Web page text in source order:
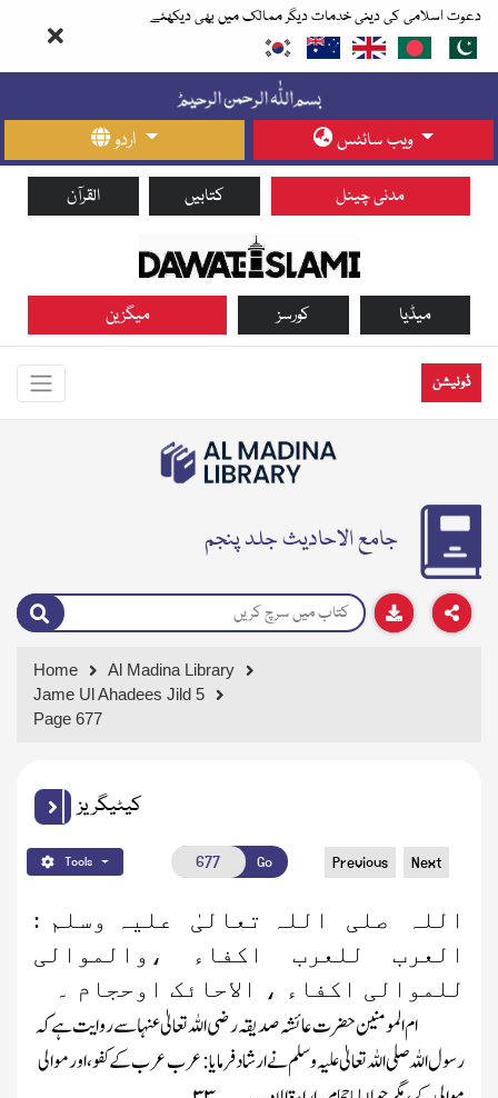
دعوت اسلامی کی دینی خدمات دیگر ممالک میں بھی دیکھئے
اردو ویب سائٹس
القرآن کتابیں مدنی چینل
میگزین کورسز میڈیا
ڈونیشن
جامع الاحادیث جلد پنجم
Home
Al Madina Library
Jame Ul Ahadees Jild 5
Page 677
کیٹیگریز
Tools Go Previous Next
اللہ صلی اللہ تعالیٰ علیہ وسلم :
العرب للعرب اکفاء ،والموالی
للموالی اکفاء ، الاحائک اوحجام ۔
ام المومنین حضرت عائشہ صدیقہ رضی اللہ تعالیٰ عنہا سے روایت ہے کہ
رسول اللہ صلی اللہ تعالیٰ علیہ وسلم نے ارشاد فر مایا : عرب عرب کے کفو، اور موالی